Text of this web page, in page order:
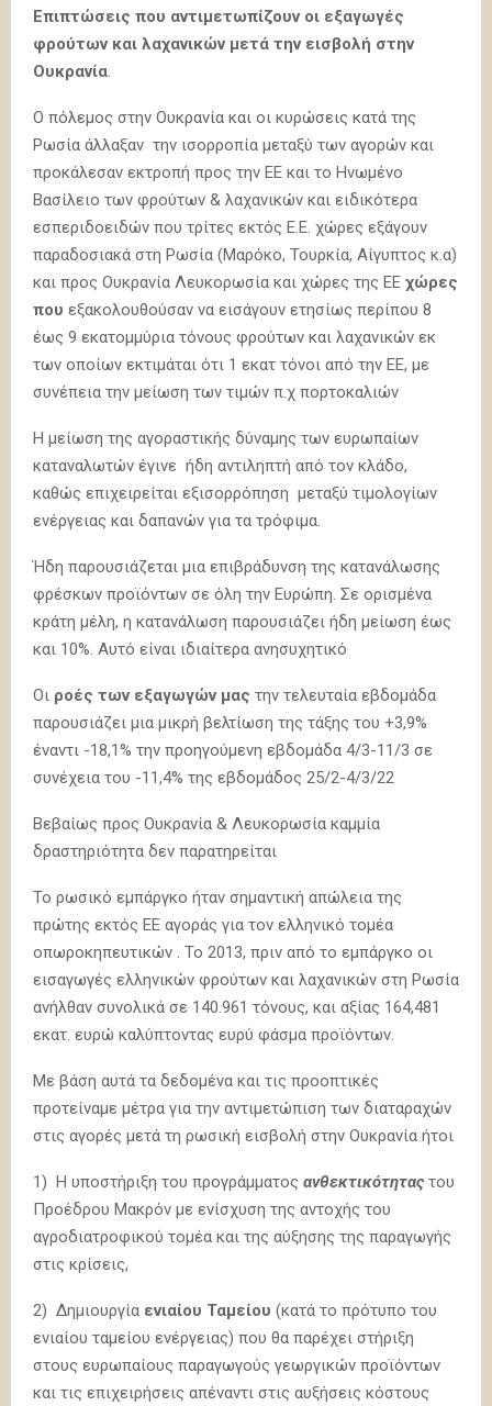
Επιπτώσεις που αντιμετωπίζουν οι εξαγωγές
φρούτων και λαχανικών μετά την εισβολή στην
Ουκρανία
O πόλεμος στην Ουκρανία και οι κυρώσεις κατά της
Ρωσία άλλαξαν την ισορροπία μεταξύ των αγορών και
προκάλεσαν εκτροπή προς την ΕΕ και το Ηνωμένο
Βασίλειο των φρούτων & λαχανικών και ειδικότερα
εσπεριδοειδών που τρίτες εκτός Ε.Ε. χώρες εξάγουν
παραδοσιακά στη Ρωσία (Μαρόκο, Τουρκία, Αίγυπτος κ.α)
και προς Ουκρανία Λευκορωσία και χώρες της ΕΕ χώρες
που εξακολουθούσαν να εισάγουν ετησίως περίπου 8
έως 9 εκατομμύρια τόνους φρούτων και λαχανικών εκ
των οποίων εκτιμάται ότι 1 εκατ τόνοι από την ΕΕ, με
συνέπεια την μείωση των τιμών π.χ πορτοκαλιών
Η μείωση της αγοραστικής δύναμης των ευρωπαίων
καταναλωτών έγινε ήδη αντιληπτή από τον κλάδο,
καθώς επιχειρείται εξισορρόπηση μεταξύ τιμολογίων
ενέργειας και δαπανών για τα τρόφιμα.
Ήδη παρουσιάζεται μια επιβράδυνση της κατανάλωσης
φρέσκων προϊόντων σε όλη την Ευρώπη. Σε ορισμένα
κράτη μέλη, η κατανάλωση παρουσιάζει ήδη μείωση έως
και 10%. Αυτό είναι ιδιαίτερα ανησυχητικό
Οι ροές των εξαγωγών μας την τελευταία εβδομάδα
παρουσιάζει μια μικρή βελτίωση της τάξης του +3,9%
έναντι -18,1% την προηγούμενη εβδομάδα 4/3-11/3 σε
συνέχεια του -11,4% της εβδομάδος 25/2-4/3/22
Βεβαίως προς Ουκρανία & Λευκορωσία καμμία
δραστηριότητα δεν παρατηρείται
Το ρωσικό εμπάργκο ήταν σημαντική απώλεια της
πρώτης εκτός ΕΕ αγοράς για τον ελληνικό τομέα
οπωροκηπευτικών . Το 2013, πριν από το εμπάργκο οι
εισαγωγές ελληνικών φρούτων και λαχανικών στη Ρωσία
ανήλθαν συνολικά σε 140.961 τόνους, και αξίας 164,481
εκατ. ευρώ καλύπτοντας ευρύ φάσμα προϊόντων.
Με βάση αυτά τα δεδομένα και τις προοπτικές
προτείναμε μέτρα για την αντιμετώπιση των διαταραχών
στις αγορές μετά τη ρωσική εισβολή στην Ουκρανία ήτοι
1) Η υποστήριξη του προγράμματος ανθεκτικότηταςτου
Προέδρου Μακρόν με ενίσχυση της αντοχής του
αγροδιατροφικού τομέα και της αύξησης της παραγωγής
στις κρίσεις,
2) Δημιουργία ενιαίου Ταμείου (κατά το πρότυπο του
ενιαίου ταμείου ενέργειας) που θα παρέχει στήριξη
στους ευρωπαίους παραγωγούς γεωργικών προϊόντων
και τις επιχειρήσεις απέναντι στις αυξήσεις κόστους